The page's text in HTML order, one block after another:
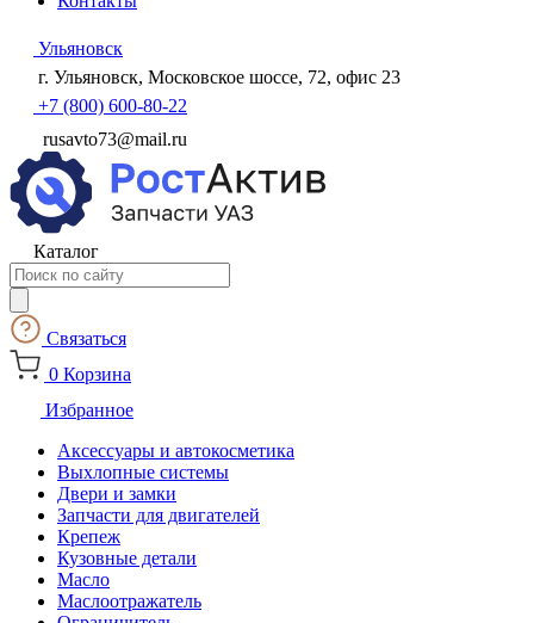
Ульяновск
г. Ульяновск, Московское шоссе, 72, офис 23
+7 (800) 600-80-22
rusavto73@mail.ru
Каталог
Поиск
товаров
Связаться
0 Корзина
Избранное
Аксессуары и автокосметика
Выхлопные системы
Двери и замки
Запчасти для двигателей
Крепеж
Кузовные детали
Масло
Маслоотражатель